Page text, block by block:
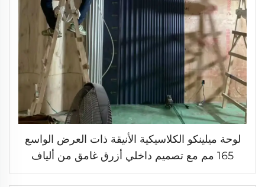
لوحة ميلينكو الكلاسيكية الأنيقة ذات العرض الواسع
165 مم مع تصميم داخلي أزرق غامق من ألياف
الboo Bamboo للأسطح الداخلية